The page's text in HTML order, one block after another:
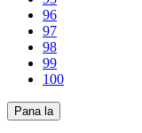
96
97
98
99
100
Pana la